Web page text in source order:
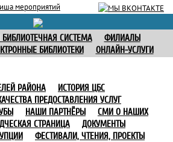
мероприятий
СИСТЕМА
ФИЛИАЛЫ
БИБЛИОТЕКИ ОНЛАЙН-УСЛУГИ
РАЙОНА
ИСТОРИЯ ЦБС
ПРЕДОСТАВЛЕНИЯ УСЛУГ
НАШИ ПАРТНЁРЫ
СМИ О НАШИХ
СТРАНИЦА
ДОКУМЕНТЫ
ФЕСТИВАЛИ, ЧТЕНИЯ, ПРОЕКТЫ